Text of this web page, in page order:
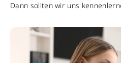
Dann sollten wir uns